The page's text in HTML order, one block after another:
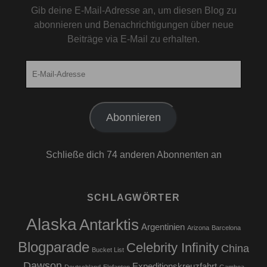
Gib deine E-Mail-Adresse an, um diesen Blog zu
abonnieren und Benachrichtigungen über neue
Beiträge via E-Mail zu erhalten.
Abonnieren
Schließe dich 74 anderen Abonnenten an
SCHLAGWÖRTER
AlaskaAntarktis Argentinien Arizona Barcelona
Blogparade Bucket List Celebrity Infinity China